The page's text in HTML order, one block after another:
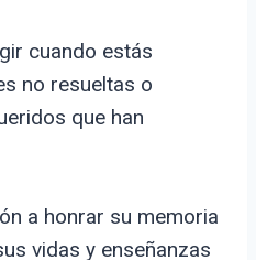
cuando estás
no resueltas o
que han
a honrar su memoria
vidas y enseñanzas